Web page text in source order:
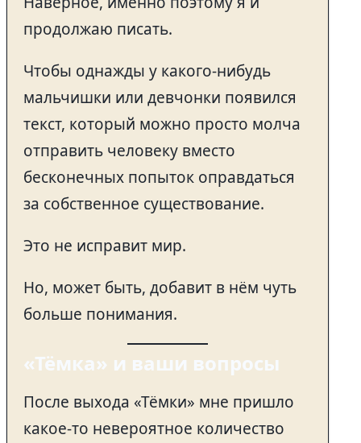
продолжаю писать.
Чтобы однажды у какого-нибудь
мальчишки или девчонки появился
текст, который можно просто молча
отправить человеку вместо
бесконечных попыток оправдаться
за собственное существование.
Это не исправит мир.
Но, может быть, добавит в нём чуть
больше понимания.
«Тёмка» и ваши вопросы
После выхода «Тёмки» мне пришло
какое-то невероятное количество